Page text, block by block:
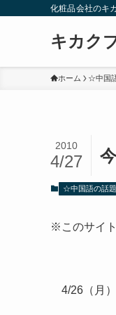
化粧品会社のキ
キカク
ホーム ☆中国
2010
4/27
☆中国語の話題
※このサイ
4/26（月）